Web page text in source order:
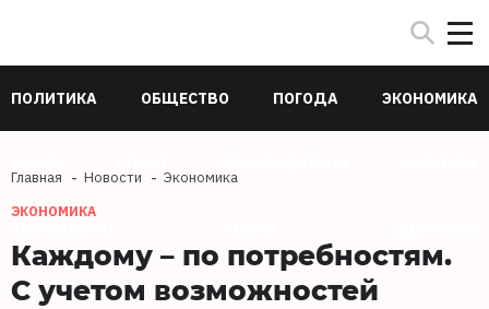
ПОЛИТИКА ОБЩЕСТВО ПОГОДА ЭКОНОМИКА
Главная Новости Экономика
ЭКОНОМИКА
Каждому – по потребностям.
С учетом возможностей